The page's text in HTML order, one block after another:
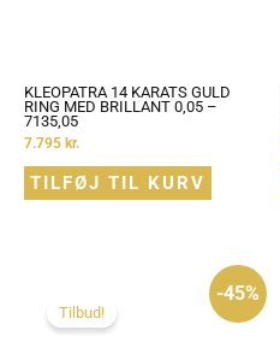
KLEOPATRA 14 KARATS GULD
RING MED BRILLANT 0,05 –
7135,05
7.795 kr.
TILFØJ TIL KURV
-45%
Tilbud!pris
var:
12.695 kr..